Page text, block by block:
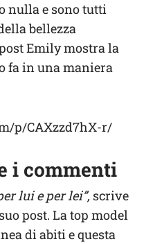
nulla e sono tutti
bellezza
Emily mostra la
fa in una maniera
p/CAXzzd7hX-r/
i commenti
lui e per lei”, scrive
post. La top model
di abiti e questa